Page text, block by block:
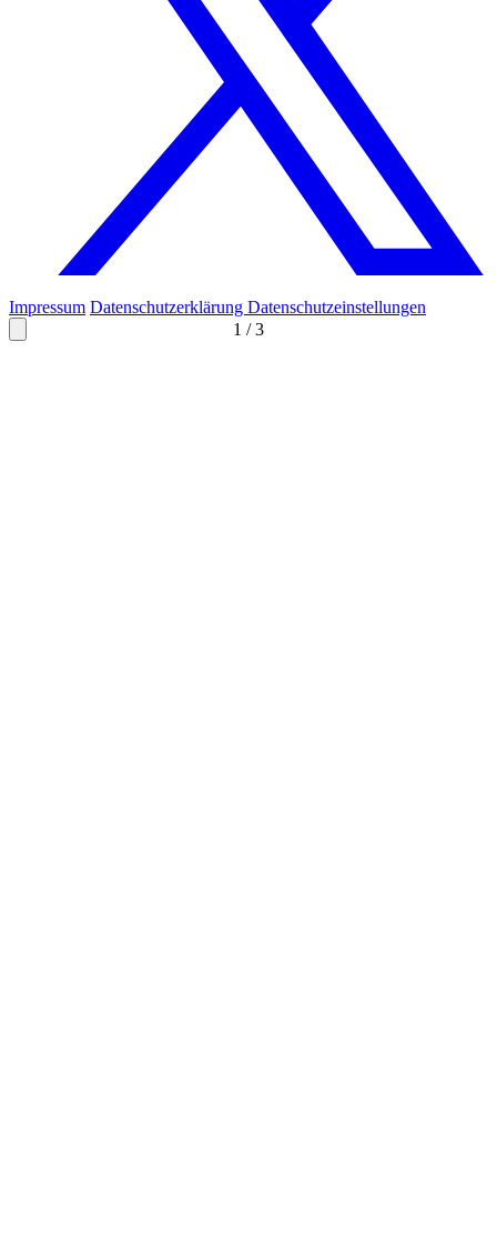
1 /3
Impressum Datenschutzerklärung Datenschutzeinstellungen